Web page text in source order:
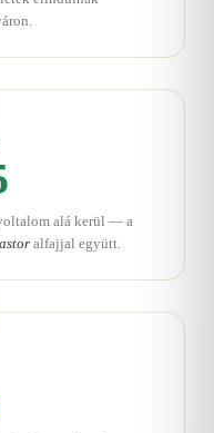
alá kerül — a
alfajjal együtt.